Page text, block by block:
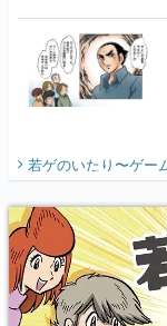
若ゲのいたり〜ゲー
X